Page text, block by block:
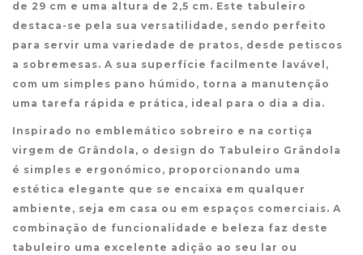
de 29 cm e uma altura de 2,5 cm. Este tabuleiro
destaca-se pela sua versatilidade, sendo perfeito
para servir uma variedade de pratos, desde petiscos
a sobremesas. A sua superfície facilmente lavável,
com um simples pano húmido, torna a manutenção
uma tarefa rápida e prática, ideal para o dia a dia.
Inspirado no emblemático sobreiro e na cortiça
virgem de Grândola, o design do Tabuleiro Grândola
é simples e ergonómico, proporcionando uma
estética elegante que se encaixa em qualquer
ambiente, seja em casa ou em espaços comerciais. A
combinação de funcionalidade e beleza faz deste
tabuleiro uma excelente adição ao seu lar ou